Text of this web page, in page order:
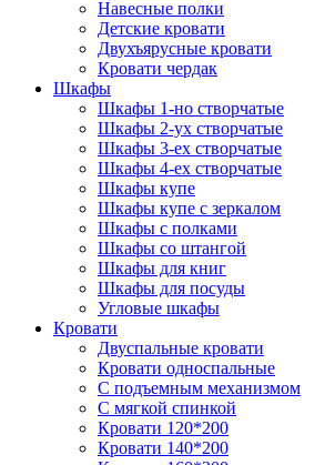
Навесные полки
Детские кровати
Двухъярусные кровати
Кровати чердак
Шкафы
Шкафы 1-но створчатые
Шкафы 2-ух створчатые
Шкафы 3-ех створчатые
Шкафы 4-ех створчатые
Шкафы купе
Шкафы купе с зеркалом
Шкафы с полками
Шкафы со штангой
Шкафы для книг
Шкафы для посуды
Угловые шкафы
Кровати
Двуспальные кровати
Кровати односпальные
С подъемным механизмом
С мягкой спинкой
Кровати 120*200
Кровати 140*200